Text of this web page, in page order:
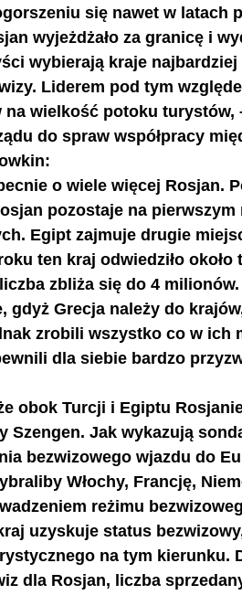
się nawet w latach
wyjeżdżało za granicę i
wybierają kraje
Liderem pod tym
na wielkość potoku turystów,
do spraw współpracy
o wiele więcej Rosjan.
pozostaje na
Egipt zajmuje drugie
ten kraj odwiedziło
zbliża się do 4
gdyż Grecja należy do
zrobili wszystko co w ich
dla siebie bardzo
obok Turcji i Egiptu
Szengen. Jak wykazują
bezwizowego wjazdu do
Włochy, Francję,
reżimu
uzyskuje status
na tym kierunku.
dla Rosjan, liczba